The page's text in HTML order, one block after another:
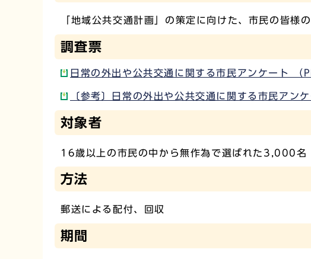
「地域公共交通計画」の策定に向けた、市民の皆様
調査票
日常の外出や公共交通に関する市民アンケート （
〔参考〕日常の外出や公共交通に関する市民ア
対象者
16歳以上の市民の中から無作為で選ばれた3,000名
方法
郵送による配付、回収
期間